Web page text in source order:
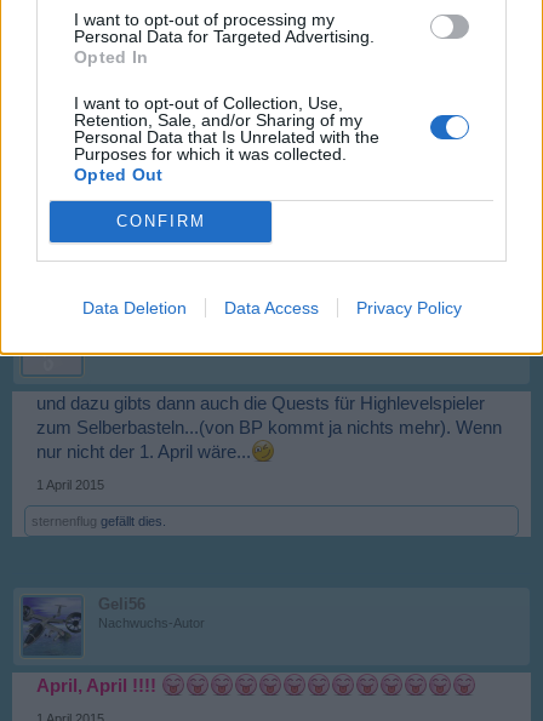
I want to opt-out of processing my
Personal Data for Targeted Advertising.
Opted In
I want to opt-out of Collection, Use,
Retention, Sale, and/or Sharing of my
Personal Data that Is Unrelated with the
Purposes for which it was collected.
Opted Out
CONFIRM
Data Deletion Data Access Privacy Policy
Boardveteran
Also mir geht es wie vielen Anderen vor mir.
Ich kann damit absolut nichts anfangen.
Sorry BP, aber etwas ausführlicher sollte es schon sein.
1 April 2015
und dazu gibts dann auch die Quests für Highlevelspieler
zum Selberbasteln...(von BP kommt ja nichts mehr). Wenn
nur nicht der 1. April wäre...
1 April 2015
sternenflug gefällt dies.
Geli56
Nachwuchs-Autor
April, April !!!!